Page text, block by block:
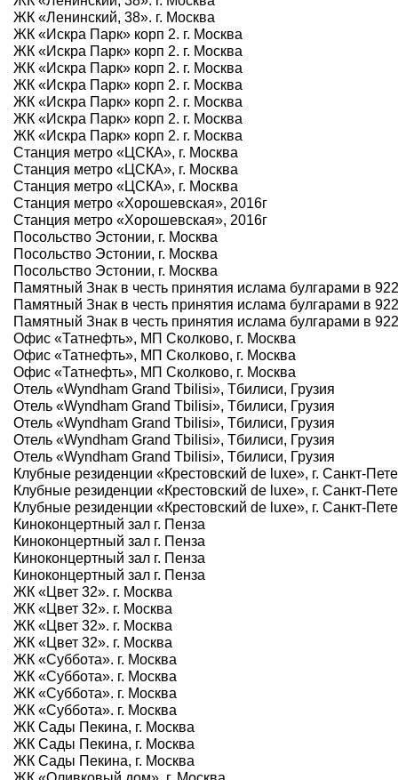
ЖК «Ленинский, 38». г. Москва
ЖК «Искра Парк» корп 2. г. Москва
ЖК «Искра Парк» корп 2. г. Москва
ЖК «Искра Парк» корп 2. г. Москва
ЖК «Искра Парк» корп 2. г. Москва
ЖК «Искра Парк» корп 2. г. Москва
ЖК «Искра Парк» корп 2. г. Москва
ЖК «Искра Парк» корп 2. г. Москва
Станция метро «ЦСКА», г. Москва
Станция метро «ЦСКА», г. Москва
Станция метро «ЦСКА», г. Москва
Станция метро «Хорошевская», 2016г
Станция метро «Хорошевская», 2016г
Посольство Эстонии, г. Москва
Посольство Эстонии, г. Москва
Посольство Эстонии, г. Москва
Памятный Знак в честь принятия ислама булгарами в 922
Памятный Знак в честь принятия ислама булгарами в 922
Памятный Знак в честь принятия ислама булгарами в 922
Офис «Татнефть», МП Сколково, г. Москва
Офис «Татнефть», МП Сколково, г. Москва
Офис «Татнефть», МП Сколково, г. Москва
Отель «Wyndham Grand Tbilisi», Тбилиси, Грузия
Отель «Wyndham Grand Tbilisi», Тбилиси, Грузия
Отель «Wyndham Grand Tbilisi», Тбилиси, Грузия
Отель «Wyndham Grand Tbilisi», Тбилиси, Грузия
Отель «Wyndham Grand Tbilisi», Тбилиси, Грузия
Клубные резиденции «Крестовский de luxe», г. Санкт-
Клубные резиденции «Крестовский de luxe», г. Санкт-
Клубные резиденции «Крестовский de luxe», г. Санкт-
Киноконцертный зал г. Пенза
Киноконцертный зал г. Пенза
Киноконцертный зал г. Пенза
Киноконцертный зал г. Пенза
ЖК «Цвет 32». г. Москва
ЖК «Цвет 32». г. Москва
ЖК «Цвет 32». г. Москва
ЖК «Цвет 32». г. Москва
ЖК «Суббота». г. Москва
ЖК «Суббота». г. Москва
ЖК «Суббота». г. Москва
ЖК «Суббота». г. Москва
ЖК Сады Пекина, г. Москва
ЖК Сады Пекина, г. Москва
ЖК Сады Пекина, г. Москва